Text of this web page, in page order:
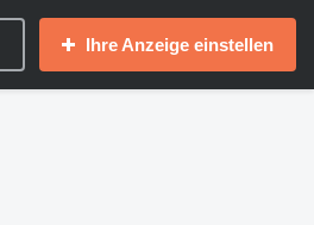
Ihre Anzeige einstellen